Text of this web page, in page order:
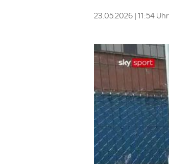
23.05.2026 | 11:54 Uhr